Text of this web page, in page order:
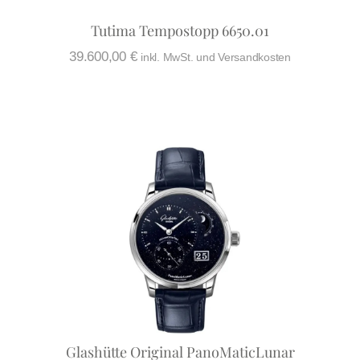
Tutima Tempostopp 6650.01
39.600,00 € inkl. MwSt. und Versandkosten
Glashütte Original PanoMaticLunar